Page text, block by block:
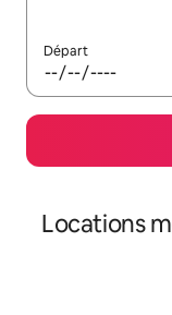
Départ
Locations